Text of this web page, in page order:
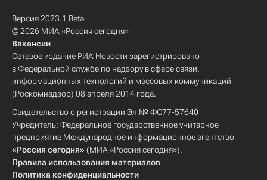
Версия 2023.1 Beta
© 2026 МИА «Россия сегодня»
Вакансии
Сетевое издание РИА Новости зарегистрировано
в Федеральной службе по надзору в сфере связи,
информационных технологий и массовых коммуникаций
(Роскомнадзор) 08 апреля 2014 года.
Свидетельство о регистрации Эл № ФС77-57640
Учредитель: Федеральное государственное унитарное
предприятие Международное информационное агентство
«Россия сегодня» (МИА «Россия сегодня»).
Правила использования материалов
Политика конфиденциальности